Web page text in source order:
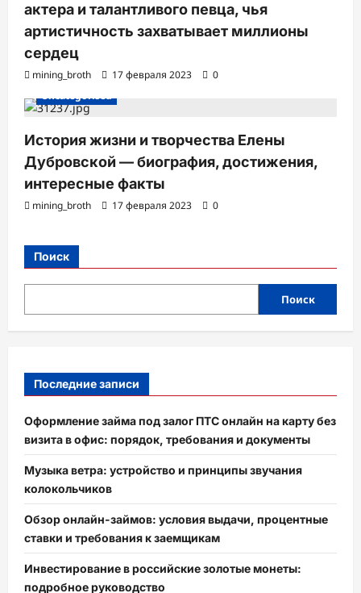
актера и талантливого певца, чья
артистичность захватывает миллионы
сердец
mining_broth 17 февраля 2023
0
Uncategorised
История жизни и творчества Елены
Дубровской — биография, достижения,
интересные факты
mining_broth 17 февраля 2023 0
Поиск
Поиск
Последние записи
Оформление займа под залог ПТС онлайн на карту без
визита в офис: порядок, требования и документы
Музыка ветра: устройство и принципы звучания
колокольчиков
Обзор онлайн-займов: условия выдачи, процентные
ставки и требования к заемщикам
Инвестирование в российские золотые монеты:
подробное руководство